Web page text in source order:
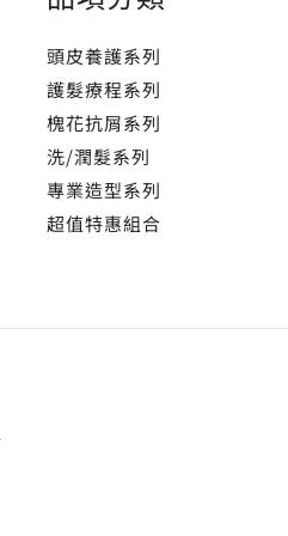
頭皮養護系列
護髮療程系列
槐花抗屑系列
洗/潤髮系列
專業造型系列
超值特惠組合